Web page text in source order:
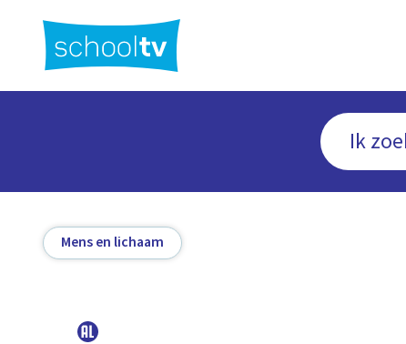
hoofdinhoud
Mens en lichaam